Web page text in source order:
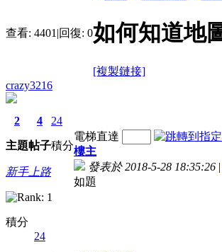
查看: 4401 |回復: 0如何知道地
[複製鏈接]
crazy3216
2
主題
4
帖子
24
積分
新手上路
積分
24
電梯直達
樓主
發表於 2018-5-28 18:35:26 |
如題